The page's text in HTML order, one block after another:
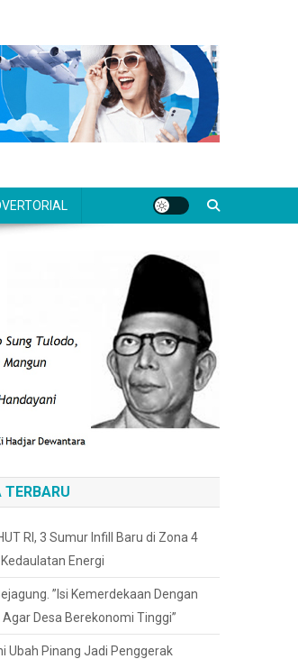
TERBARU
RI, 3 Sumur Infill Baru di Zona 4
Energi
”Isi Kemerdekaan Dengan
Desa Berekonomi Tinggi”
Ubah Pinang Jadi Penggerak